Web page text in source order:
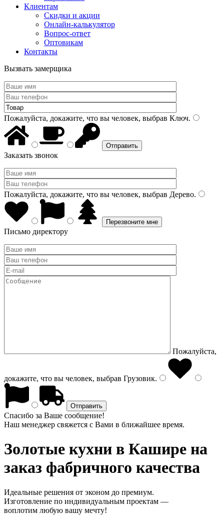
Клиентам
Скидки и акции
Онлайн-калькулятор
Вопрос-ответ
Оптовикам
Контакты
Вызвать замерщика
Пожалуйста, докажите, что вы человек, выбрав Ключ.
Заказать звонок
Пожалуйста, докажите, что вы человек, выбрав Дерево.
Письмо директору
Пожалуйста,
докажите, что вы человек, выбрав Грузовик.
Спасибо за Ваше сообщение!
Наш менеджер свяжется с Вами в ближайшее время.
Золотые кухни в Кашире на
заказ фабричного качества
Идеальные решения от эконом до премиум.
Изготовление по индивидуальным проектам —
воплотим любую вашу мечту!